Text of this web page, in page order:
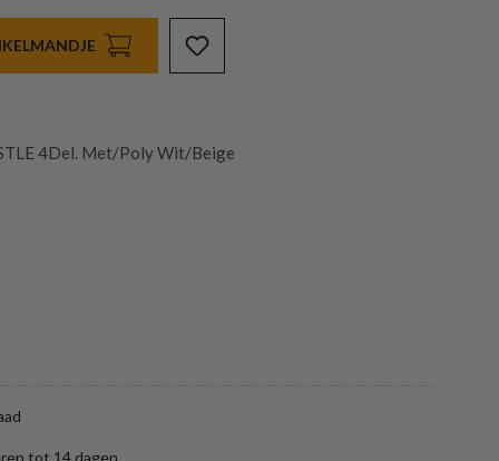
4Del. Met/Poly Wit/Beige